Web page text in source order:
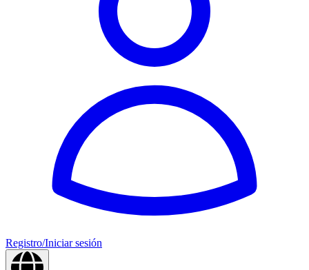
Registro/Iniciar sesión